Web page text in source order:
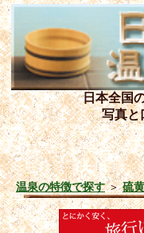
日本全国
写真と
温泉の特徴で探す＞硫